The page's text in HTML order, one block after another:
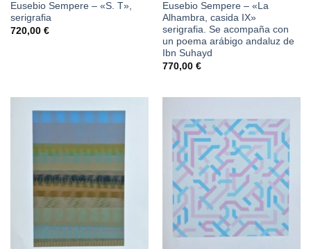
Eusebio Sempere – «S. T»,
serigrafia
720,00 €
Eusebio Sempere – «La
Alhambra, casida IX»
serigrafia. Se acompaña con
un poema arábigo andaluz de
Ibn Suhayd
770,00 €